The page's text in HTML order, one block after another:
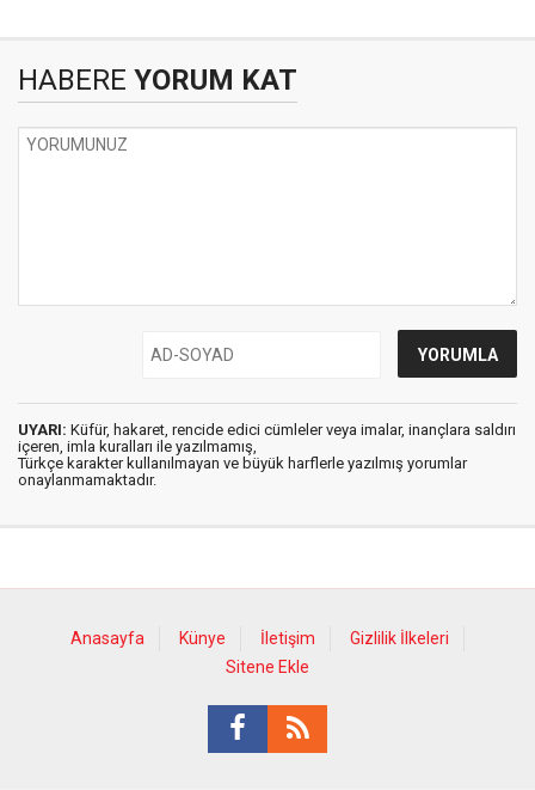
HABERE YORUM KAT
UYARI: Küfür, hakaret, rencide edici cümleler veya imalar, inançlara saldırı
içeren, imla kuralları ile yazılmamış,
Türkçe karakter kullanılmayan ve büyük harflerle yazılmış yorumlar
onaylanmamaktadır.
Anasayfa Künye İletişim
Gizlilik İlkeleri
Sitene Ekle